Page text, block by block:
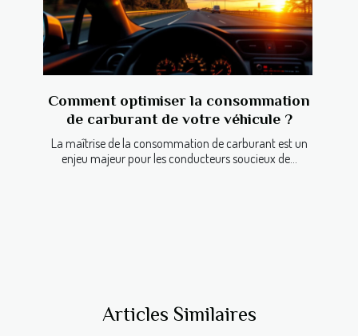
Comment optimiser la consommation
de carburant de votre véhicule ?
La maîtrise de la consommation de carburant est un
enjeu majeur pour les conducteurs soucieux de...
Articles Similaires